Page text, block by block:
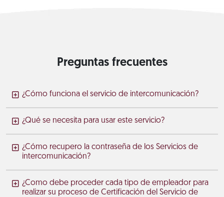
Preguntas frecuentes
¿Cómo funciona el servicio de intercomunicación?
¿Qué se necesita para usar este servicio?
¿Cómo recupero la contraseña de los Servicios de
intercomunicación?
¿Como debe proceder cada tipo de empleador para
realizar su proceso de Certificación del Servicio de